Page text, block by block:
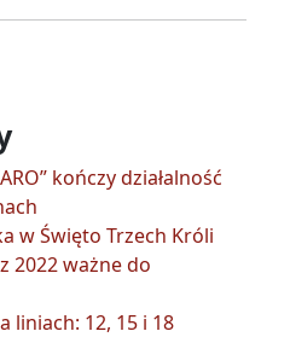
kończy działalność
w Święto Trzech Króli
2022 ważne do
liniach: 12, 15 i 18